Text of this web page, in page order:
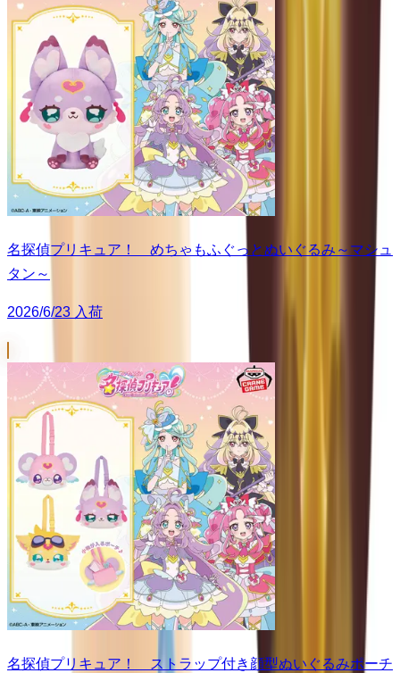
名探偵プリキュア！ めちゃもふぐっとぬいぐるみ～マシュ
タン～
2026/6/23 入荷
名探偵プリキュア！ ストラップ付き顔型ぬいぐるみポーチ